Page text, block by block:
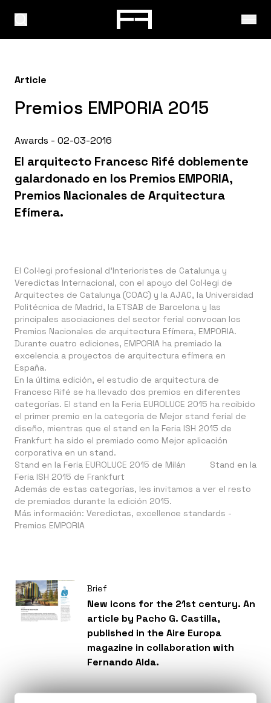
Article
Premios EMPORIA 2015
Awards - 02-03-2016
El arquitecto Francesc Rifé doblemente
galardonado en los Premios EMPORIA,
Premios Nacionales de Arquitectura
Efímera.
El Col·legi profesional d'Interioristes de Catalunya y
Veredictas Internacional, con el apoyo del Col·legi de
Arquitectes de Catalunya (COAC) y la AJAC, la Universidad
Politécnica de Madrid, la ETSAB de Barcelona y las
principales asociaciones del sector ferial convocan los
Premios Nacionales de arquitectura Efímera, EMPORIA.
Durante cuatro ediciones, EMPORIA ha premiado la
excelencia a proyectos de arquitectura efímera en
España.
En la última edición, el estudio de arquitectura de
Francesc Rifé se ha llevado dos premios en diferentes
categorías. El stand en la Feria EUROLUCE 2015 ha recibido
el primer premio en la categoría de Mejor stand ferial de
diseño, mientras que el stand en la Feria ISH 2015 de
Frankfurt ha sido el premiado como Mejor aplicación
corporativa en un stand.
Stand en la Feria EUROLUCE 2015 de Milán
Stand en la
Feria ISH 2015 de Frankfurt
Además de estas categorías, les invitamos a ver el resto
de premiados durante la edición 2015.
Más información: Veredictas, excellence standards -
Premios EMPORIA
Brief
New icons for the 21st century. An
article by Pacho G. Castilla,
published in the Aire Europa
magazine in collaboration with
Fernando Alda.